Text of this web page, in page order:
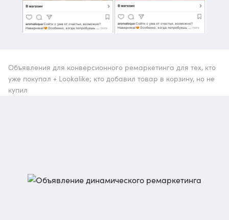
Объявления для конверсионного ремаркетинга для тех, кто
уже покупал + Lookalike; кто добавил товар в корзину, но не
купил